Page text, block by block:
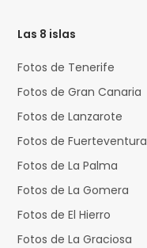
Las 8 islas
Fotos de Tenerife
Fotos de Gran Canaria
Fotos de Lanzarote
Fotos de Fuerteventura
Fotos de La Palma
Fotos de La Gomera
Fotos de El Hierro
Fotos de La Graciosa